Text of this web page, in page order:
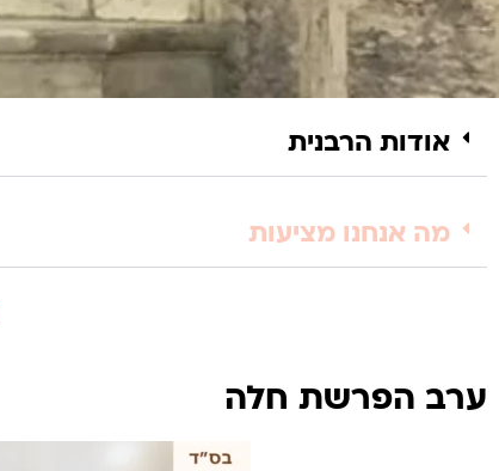
אודות הרבנית
מה אנחנו מציעות
ערב הפרשת חלה